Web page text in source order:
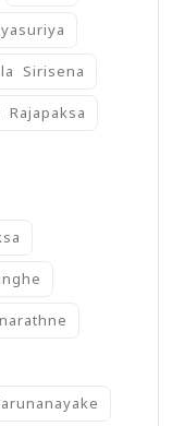
Sirisena
Rajapaksa